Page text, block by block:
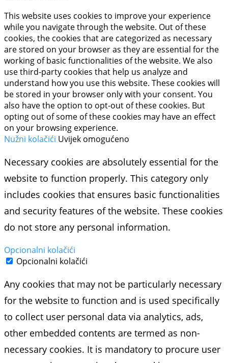
This website uses cookies to improve your experience
while you navigate through the website. Out of these
cookies, the cookies that are categorized as necessary
are stored on your browser as they are essential for the
working of basic functionalities of the website. We also
use third-party cookies that help us analyze and
understand how you use this website. These cookies will
be stored in your browser only with your consent. You
also have the option to opt-out of these cookies. But
opting out of some of these cookies may have an effect
on your browsing experience.
Nužni kolačići Uvijek omogućeno
Necessary cookies are absolutely essential for the
website to function properly. This category only
includes cookies that ensures basic functionalities
and security features of the website. These cookies
do not store any personal information.
Opcionalni kolačići
Opcionalni kolačići
Any cookies that may not be particularly necessary
for the website to function and is used specifically
to collect user personal data via analytics, ads,
other embedded contents are termed as non-
necessary cookies. It is mandatory to procure user